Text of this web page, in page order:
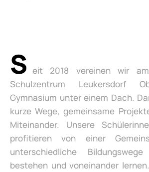
S eit 2018 vereinen wir am
Schulzentrum Leukersdorf
Gymnasium unter einem Dach.
kurze Wege, gemeinsame
Miteinander. Unsere
profitieren von einer
unterschiedliche Bildungswege
bestehen und voneinander